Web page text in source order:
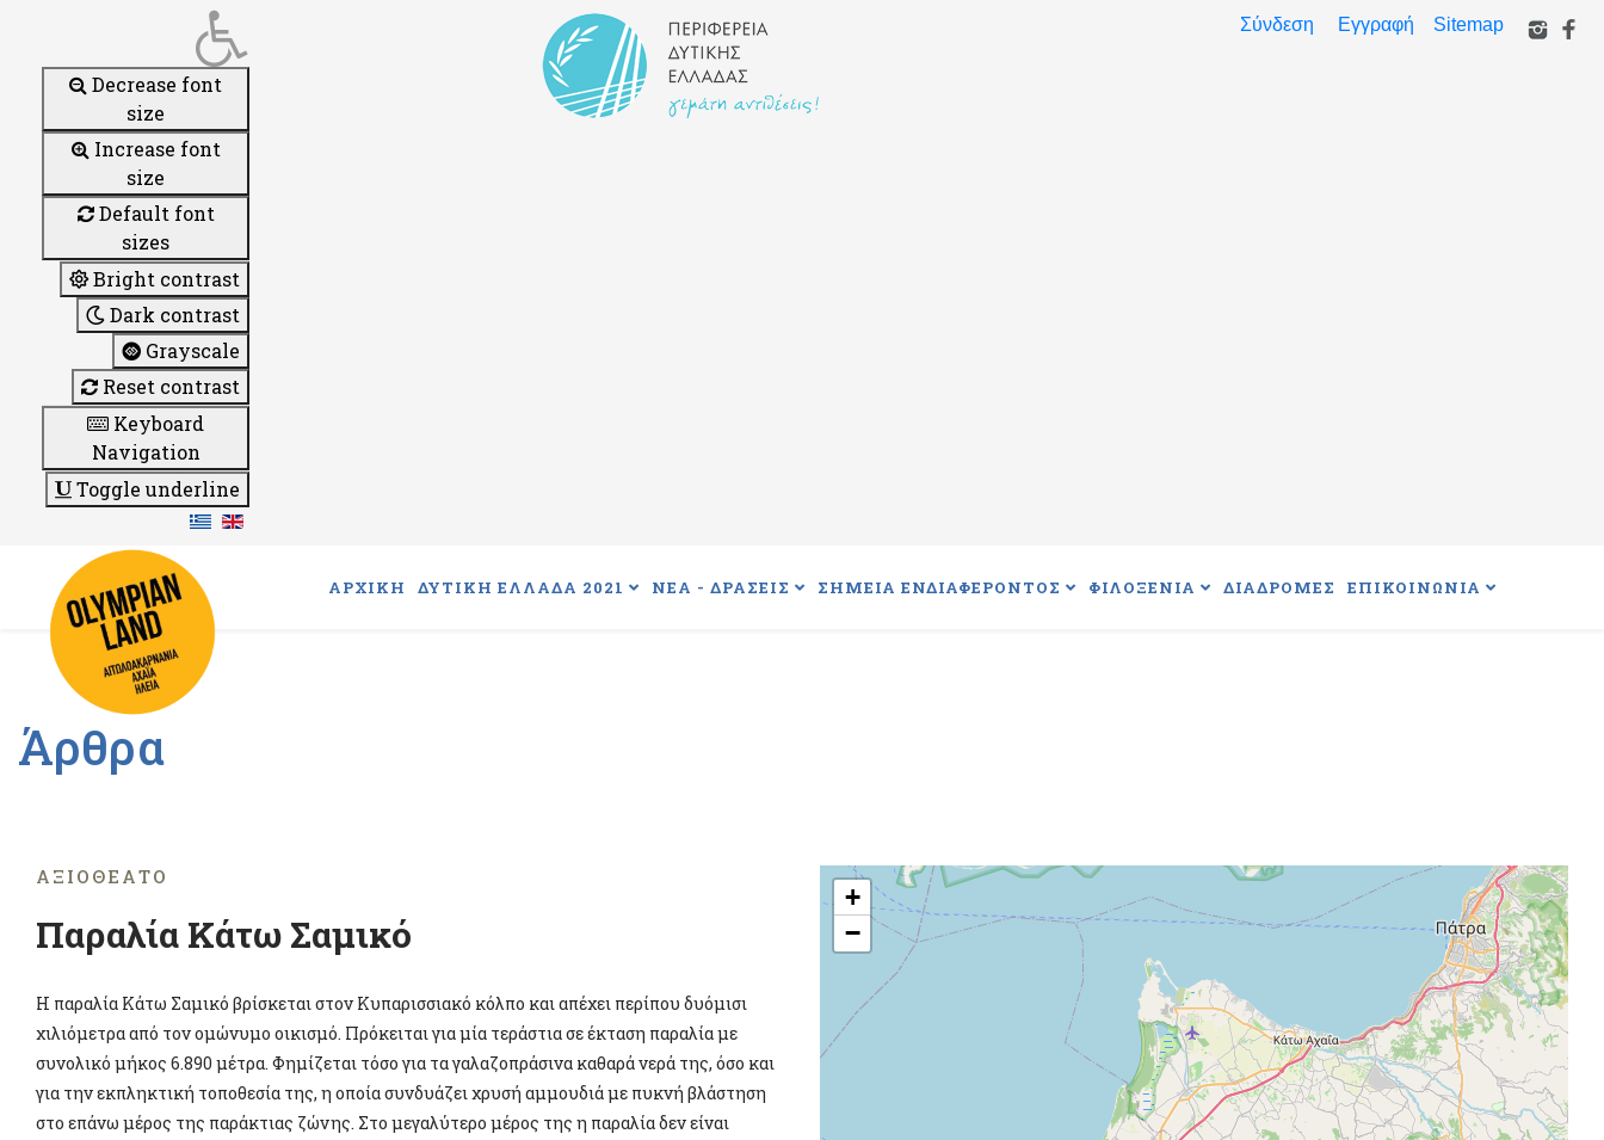
Decrease font
size
Increase font
size
Default font
sizes
Bright contrast
Dark contrast
Grayscale
Reset contrast
Keyboard
Navigation
Toggle underline
Σύνδεση Εγγραφή Sitemap
ΑΡΧΙΚΗ ΔΥΤΙΚΗ ΕΛΛΑΔΑ 2021 ΝΕΑ - ΔΡΑΣΕΙΣ ΣΗΜΕΙΑ ΕΝΔΙΑΦΕΡΟΝΤΟΣ ΦΙΛΟΞΕΝΙΑ ΔΙΑΔΡΟΜΕΣ ΕΠΙΚΟΙΝΩΝΙΑ
Άρθρα
ΑΞΙΟΘΈΑΤΟ
Παραλία Κάτω Σαμικό
Η παραλία Κάτω Σαμικό βρίσκεται στον Κυπαρισσιακό κόλπο και απέχει περίπου δυόμισι
χιλιόμετρα από τον ομώνυμο οικισμό. Πρόκειται για μία τεράστια σε έκταση παραλία με
συνολικό μήκος 6.890 μέτρα. Φημίζεται τόσο για τα γαλαζοπράσινα καθαρά νερά της, όσο και
για την εκπληκτική τοποθεσία της, η οποία συνδυάζει χρυσή αμμουδιά με πυκνή βλάστηση
στο επάνω μέρος της παράκτιας ζώνης. Στο μεγαλύτερο μέρος της η παραλία δεν είναι
+
−